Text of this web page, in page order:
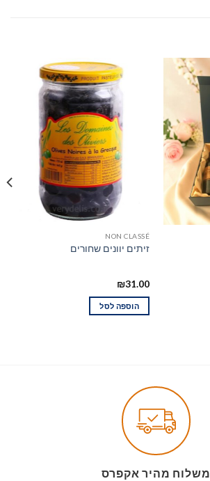
NON CLASSÉ
זיתים יוונים שחורים
₪31.00
הוספה לסל
משלוח מהיר אקפרס